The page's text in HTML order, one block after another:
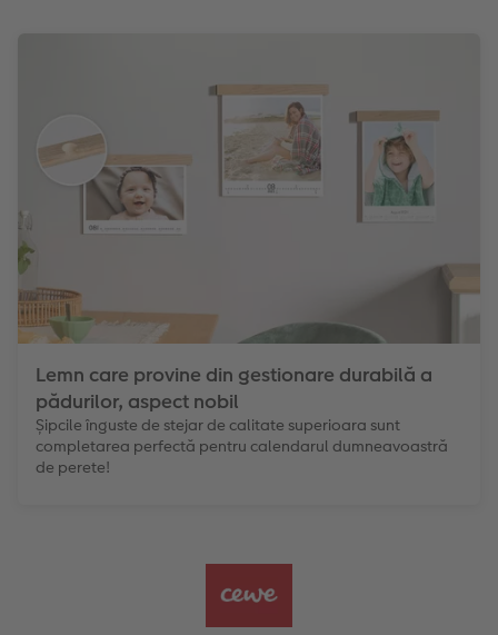
Lemn care provine din gestionare durabilă a
pădurilor, aspect nobil
Șipcile înguste de stejar de calitate superioara sunt
completarea perfectă pentru calendarul dumneavoastră
de perete!